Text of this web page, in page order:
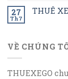
27
Th7
THUÊ
VỀ CHÚNG
THUEXEGO